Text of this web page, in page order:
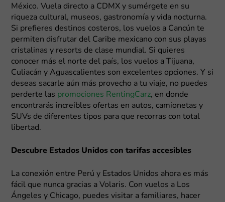
México. Vuela directo a CDMX y sumérgete en su
riqueza cultural, museos, gastronomía y vida nocturna.
Si prefieres destinos costeros, los vuelos a Cancún te
permiten disfrutar del Caribe mexicano con sus playas
cristalinas y resorts de clase mundial. Si quieres
conocer más el norte del país, los vuelos a Tijuana,
Culiacán y Aguascalientes son excelentes opciones. Y si
deseas sacarle aún más provecho a tu viaje, no puedes
perderte las promociones RentingCarz, en donde
encontrarás increíbles ofertas en autos, camionetas y
SUVs de diferentes tipos para que recorras con total
libertad.
Descubre Estados Unidos con tarifas accesibles
La conexión entre Perú y Estados Unidos ahora es más
fácil que nunca gracias a Volaris. Con vuelos a Los
Ángeles y Chicago, puedes visitar a familiares, hacer